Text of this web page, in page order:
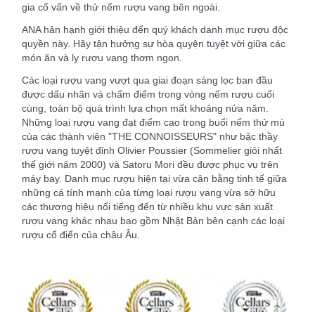
gia cố vấn về thử nếm rượu vang bên ngoài.
ANA hân hạnh giới thiệu đến quý khách danh mục rượu độc
quyền này. Hãy tận hưởng sự hòa quyện tuyệt vời giữa các
món ăn và ly rượu vang thơm ngon.
Các loại rượu vang vượt qua giai đoạn sàng lọc ban đầu
được dấu nhãn và chấm điểm trong vòng nếm rượu cuối
cùng, toàn bộ quá trình lựa chọn mất khoảng nửa năm.
Những loại rượu vang đạt điểm cao trong buổi nếm thử mù
của các thành viên "THE CONNOISSEURS" như bậc thầy
rượu vang tuyệt đỉnh Olivier Poussier (Sommelier giỏi nhất
thế giới năm 2000) và Satoru Mori đều được phục vụ trên
máy bay. Danh mục rượu hiện tại vừa cân bằng tinh tế giữa
những cá tính mạnh của từng loại rượu vang vừa sở hữu
các thương hiệu nổi tiếng đến từ nhiều khu vực sản xuất
rượu vang khác nhau bao gồm Nhật Bản bên cạnh các loại
rượu cổ điển của châu Âu.